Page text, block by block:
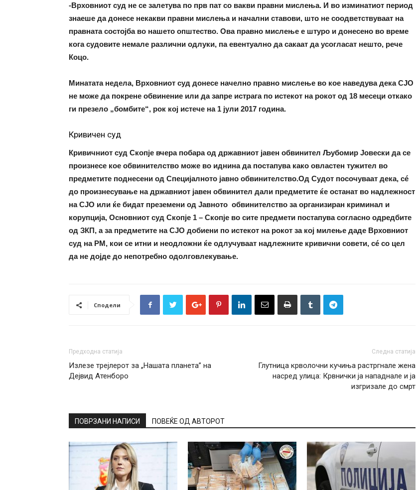
-Врховниот суд не се залетува по прв пат со вакви правни мислења. И во изминатиот период
знаеше да донесе некакви правни мислења и начални ставови, што не соодветствуваат на
правната состојба во нашето општество. Ова правно мислење е штуро и донесено во време
кога судовите немале различни одлуки, па евентуално да сакаат да усогласат нешто, рече
Коцо.
Минатата недела, Врховниот суд донесе начелно правно мислење во кое наведува дека СЈО
не може да покрене обвинение или да запре истрага по истекот на рокот од 18 месеци откако
ги презело „бомбите“, рок кој истече на 1 јули 2017 година.
Кривичен суд
Кривичниот суд Скопје вчера побара од државниот јавен обвинител Љубомир Јовески да се
произнесе кое обвинителство може во иднина да постапува како овластен тужител во
предметите поднесени од Специјалното јавно обвинителство.Од Судот посочуваат дека, сé
до произнесување на државниот јавен обвинител дали предметите ќе останат во надлежност
на СЈО или ќе бидат преземени од Јавното обвинителство за организиран криминал и
корупција, Основниот суд Скопје 1 – Скопје во сите предмети постапува согласно одредбите
од ЗКП, а за предметите на СЈО добиени по истекот на рокот за кој милење даде Врховниот
суд на РМ, кои се итни и неодложни ќе одлучуваат надлежните кривични совети, сé со цел
да не дојде до непотребно одолговлекување.
Сподели
Предходна статија
Излезе трејлерот за „Нашата планета” на
Дејвид Атенборо
Следна статија
Глутница крволочни кучиња растргнале жена
насред улица: Крвнички ја нападнале и ја
изгризале до смрт
ПОВРЗАНИ НАПИСИ ПОВЕЌЕ ОД АВТОРОТ